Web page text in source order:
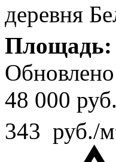
деревня
Площадь:
48 000 руб.
343 руб./м